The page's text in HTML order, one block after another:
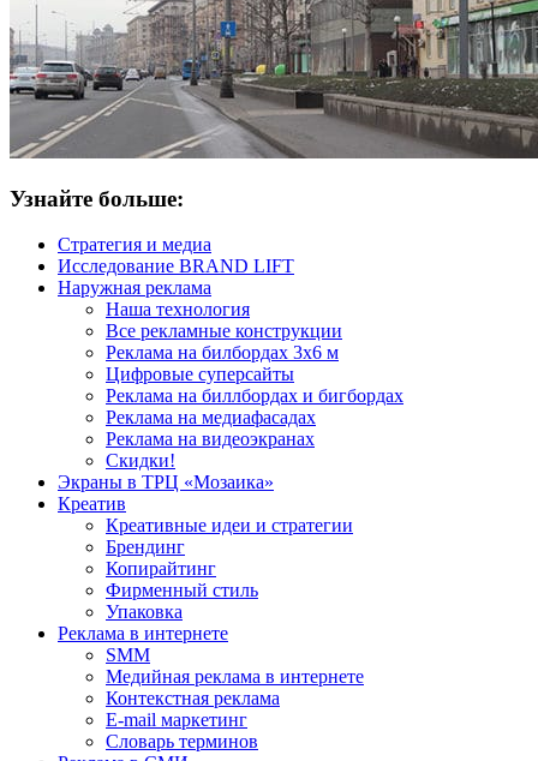
Узнайте больше:
Стратегия и медиа
Исследование BRAND LIFT
Наружная реклама
Наша технология
Все рекламные конструкции
Реклама на билбордах 3х6 м
Цифровые суперсайты
Реклама на биллбордах и бигбордах
Реклама на медиафасадах
Реклама на видеоэкранах
Скидки!
Экраны в ТРЦ «Мозаика»
Креатив
Креативные идеи и стратегии
Брендинг
Копирайтинг
Фирменный стиль
Упаковка
Реклама в интернете
SMM
Медийная реклама в интернете
Контекстная реклама
E-mail маркетинг
Словарь терминов